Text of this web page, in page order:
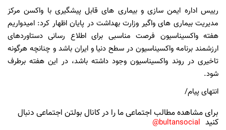
رییس اداره ایمن سازی و بیماری های قابل پیشگیری با واکسن مرکز
مدیریت بیماری های واگیر وزارت بهداشت در پایان اظهار کرد: امیدواریم
هفته واکسیناسیون فرصت مناسبی برای اطلاع رسانی دستاوردهای
ارزشمند برنامه واکسیناسیون در سطح دنیا و ایران باشد و چنانچه هرگونه
تاخیری در روند واکسیناسیون وجود داشته باشد، در این هفته برطرف
شود.
انتهای پیام/
برای مشاهده مطالب اجتماعی ما را در کانال بولتن اجتماعی دنبال
کنید bultansocial@